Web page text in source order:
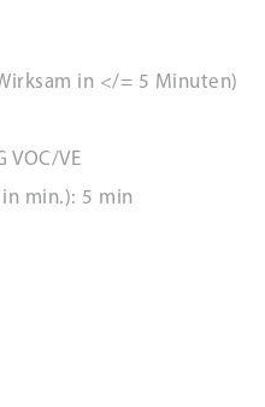
in </= 5 Minuten)
VOC/VE
min.): 5 min